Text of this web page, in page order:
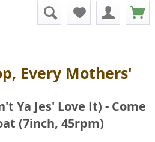
Every Mothers'
Ya Jes' Love It) - Come
(7inch, 45rpm)